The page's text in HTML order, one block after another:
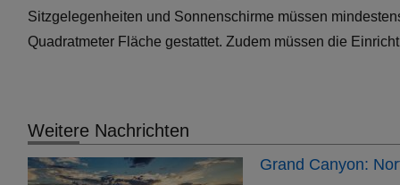
Sitzgelegenheiten und Sonnenschirme müssen
Quadratmeter Fläche gestattet. Zudem müssen die
Weitere Nachrichten
Grand Canyon: